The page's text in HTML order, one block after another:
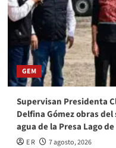
GEM
Supervisan Presidenta
Delfina Gómez obras
agua de la Presa Lago
E R 7 agosto, 2026